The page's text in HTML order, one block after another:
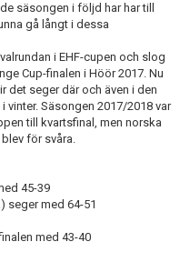
säsongen i följd har har till
gå långt i dessa
i EHF-cupen och slog
Cup-finalen i Höör 2017. Nu
det seger där och även i den
vinter. Säsongen 2017/2018 var
till kvartsfinal, men norska
för svåra.
45-39
seger med 64-51
med 43-40